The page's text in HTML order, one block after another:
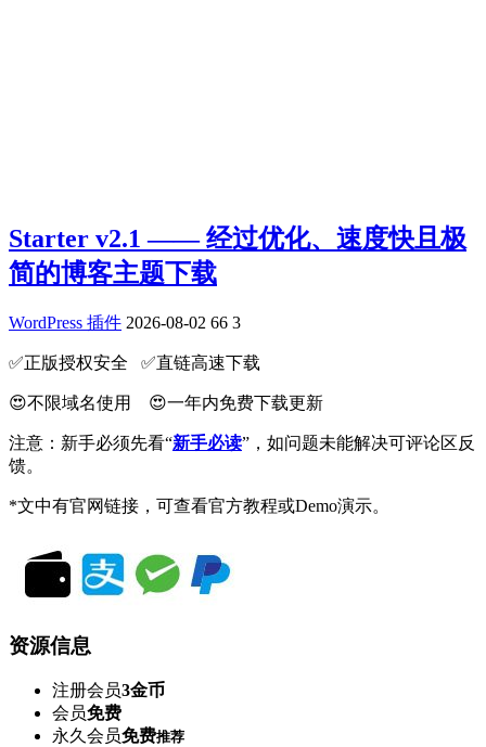
Starter v2.1 —— 经过优化、速度快且极
简的博客主题下载
WordPress 插件 2026-08-02 66 3
✅️正版授权安全 ✅️直链高速下载
😍不限域名使用 😍一年内免费下载更新
注意：新手必须先看“新手必读”，如问题未能解决可评论区反
馈。
*文中有官网链接，可查看官方教程或Demo演示。
资源信息
注册会员3金币
会员免费
永久会员免费推荐